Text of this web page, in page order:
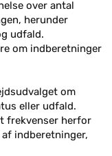
over antal
herunder
udfald.
om indberetninger
om
eller udfald.
frekvenser herfor
indberetninger,